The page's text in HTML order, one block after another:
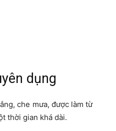
dụng
che mưa, được làm từ
thời gian khá dài.